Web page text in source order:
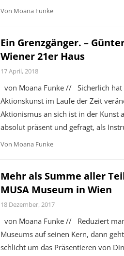
Von Moana Funke
Ein Grenzgänger. –
Wiener 21er Haus
17 April, 2018
von Moana Funke // Sicherlich hat
Aktionskunst im Laufe der Zeit
Aktionismus an sich ist in der Kunst
absolut präsent und gefragt, als
Von Moana Funke
Mehr als Summe aller
MUSA Museum in Wien
18 Dezember, 2017
von Moana Funke // Reduziert
Museums auf seinen Kern, dann
schlicht um das Präsentieren von